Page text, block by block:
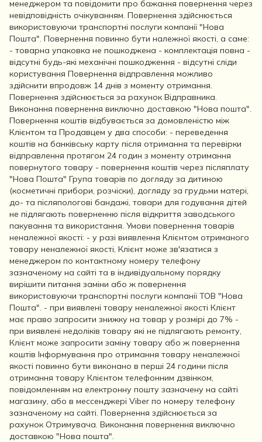
менеджером та повідомити про бажання повернення через
невідповідність очікуванням. Повернення здійснюється
використовуючи транспортні послуги компанії "Нова
Пошта". Повернення повинно бути належної якості, а саме:
- товарна упаковка не пошкоджена - комплектація повна -
відсутні будь-які механічні пошкодження - відсутні сліди
користування Повернення відправлення можливо
здійснити впродовж 14 днів з моменту отримання.
Повернення здійснюється за рахунок Відправника.
Виконання повернення виключно доставкою "Нова пошта".
Повернення коштів відбувається за домовленістю між
Клієнтом та Продавцем у два способи: - переведення
коштів на банківську карту після отримання та перевірки
відправлення протягом 24 годин з моменту отримання
повернутого товару - повернення коштів через післяплату
"Нова Пошта" Група товарів по догляду за дитиною
(косметичні прибори, розчіски), догляду за грудьми матері,
до- та післяпологові бандажі, товари для годування дітей
не підлягають поверненню після відкриття заводського
пакування та використання. Умови повернення товарів
неналежної якості: - у разі виявлення Клієнтом отриманого
товару неналежної якості, Клієнт може зв'язатися з
менеджером по контактному номеру телефону
зазначеному на сайті та в індивідуальному порядку
вирішити питання заміни або ж повернення
використовуючи транспортні послуги компанії ТОВ "Нова
Пошта". - при виявлені товару неналежної якості Клієнт
має право запросити знижку на товар у розмірі до 7% -
при виявлені недоліків товару які не підлягають ремонту,
Клієнт може запросити заміну товару або ж повернення
коштів Інформування про отримання товару неналежної
якості повинно бути виконано в перші 24 години після
отримання товару Клієнтом телефонним дзвінком,
повідомленням на електронну пошту зазначену на сайті
магазину, або в мессенджері Viber по номеру телефону
зазначеному на сайті. Повернення здійснюється за
рахунок Отримувача. Виконання повернення виключно
доставкою "Нова пошта".